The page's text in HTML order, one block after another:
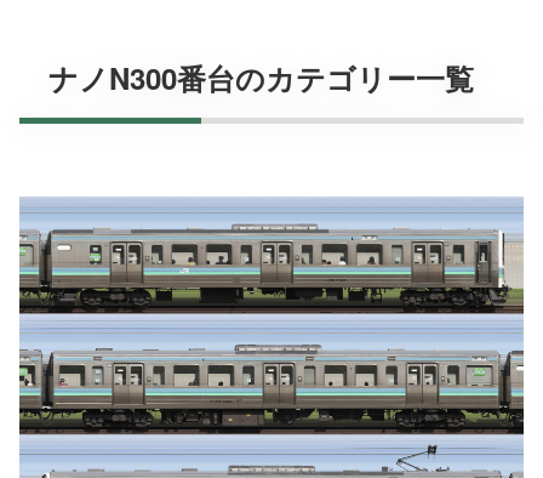
ナノN300番台のカテゴリー一覧